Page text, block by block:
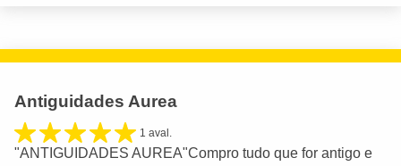
Antiguidades Aurea
1 aval.
"ANTIGUIDADES AUREA"Compro tudo que for antigo e